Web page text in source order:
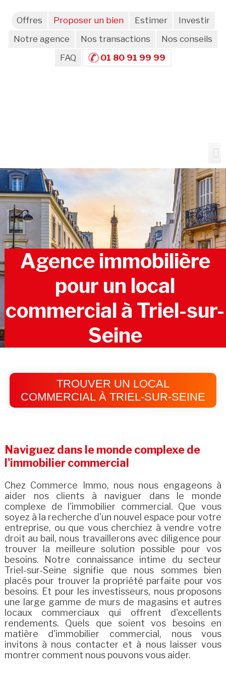
Offres Proposer un bien Estimer
Investir
Notre agence
Nos transactions
Nos conseils
FAQ
01 80 91 99 99
Agence immobilière
pour un local
commercial à Triel-sur-
Seine
TROUVER UN LOCAL
COMMERCIAL À TRIEL-SUR-SEINE
Naviguez dans le monde complexe de
l'immobilier commercial
Chez Commerce Immo, nous nous engageons à
aider nos clients à naviguer dans le monde
complexe de l'immobilier commercial. Que vous
soyez à la recherche d'un nouvel espace pour votre
entreprise, ou que vous cherchiez à vendre votre
droit au bail, nous travaillerons avec diligence pour
trouver la meilleure solution possible pour vos
besoins. Notre connaissance intime du secteur
Triel-sur-Seine signifie que nous sommes bien
placés pour trouver la propriété parfaite pour vos
besoins. Et pour les investisseurs, nous proposons
une large gamme de murs de magasins et autres
locaux commerciaux qui offrent d'excellents
rendements. Quels que soient vos besoins en
matière d'immobilier commercial, nous vous
invitons à nous contacter et à nous laisser vous
montrer comment nous pouvons vous aider.